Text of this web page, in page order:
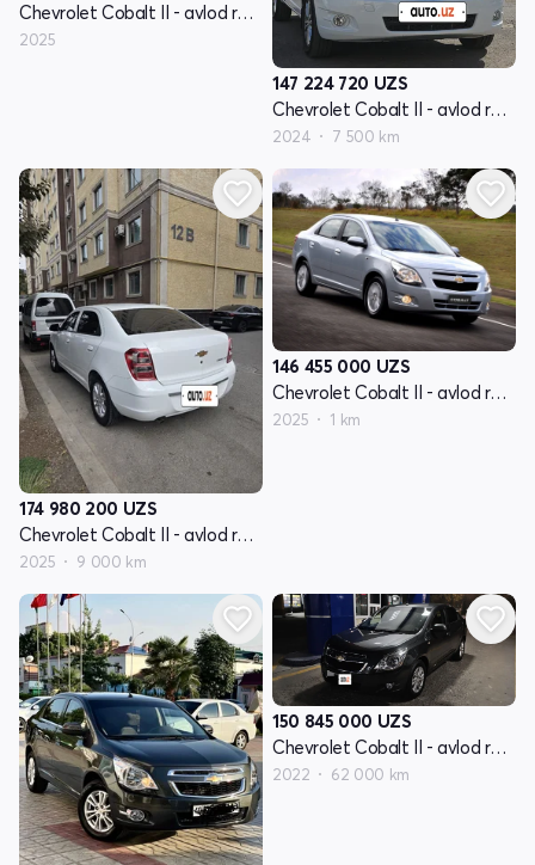
Chevrolet Cobalt II - avlod restayling
2025
147 224 720 UZS
Chevrolet Cobalt II - avlod restayling
2024 7 500 km
174 980 200 UZS
Chevrolet Cobalt II - avlod restayling
2025 9 000 km
146 455 000 UZS
Chevrolet Cobalt II - avlod restayling
2025 1 km
150 845 000 UZS
Chevrolet Cobalt II - avlod restayling
2022 62 000 km